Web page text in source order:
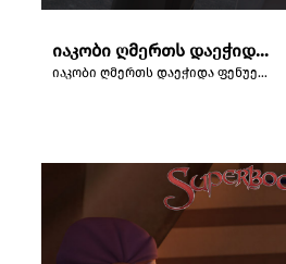
იაკობი ღმერთს დაეჭიდა ფენუელთან.
იაკობი ღმერთს დაეჭიდა ფენუელთან.